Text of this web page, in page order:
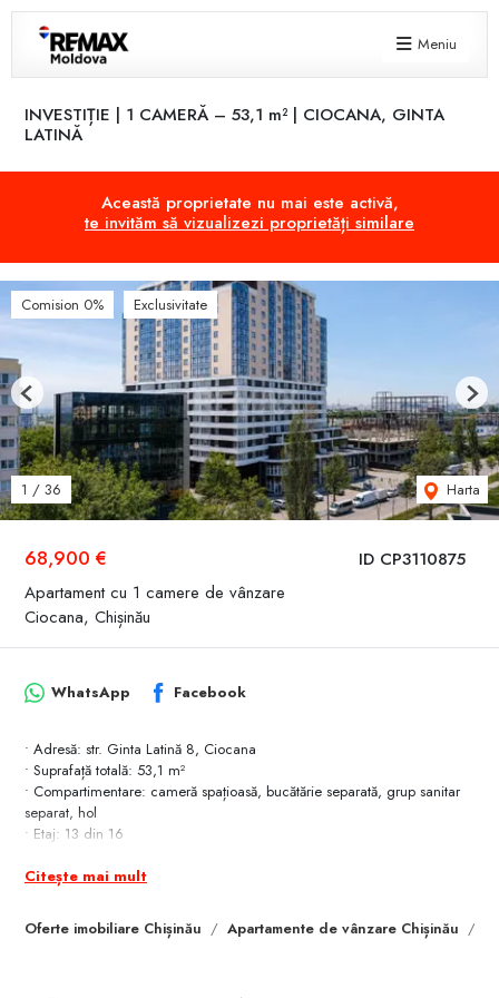
Meniu
INVESTIȚIE | 1 CAMERĂ – 53,1 m² | CIOCANA, GINTA
LATINĂ
Această proprietate nu mai este activă,
te invităm să vizualizezi proprietăți similare
ID CP3110875
68,900 €
Apartament cu 1 camere de vânzare
Ciocana, Chișinău
Comision 0% Exclusivitate
1 / 36 Harta
Previous Next
Oferte imobiliare Chișinău Apartamente de vânzare Chișinău
WhatsApp Facebook
• Adresă: str. Ginta Latină 8, Ciocana
• Suprafață totală: 53,1 m²
• Compartimentare: cameră spațioasă, bucătărie separată, grup sanitar
separat, hol
• Etaj: 13 din 16
• Geamuri panoramice
• Priveliște deschisă spre oraș
Citește mai mult